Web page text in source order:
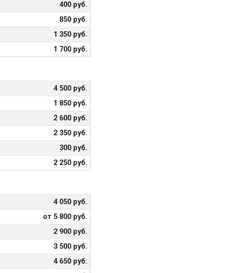
400 руб.
850 руб.
1 350 руб.
1 700 руб.
4 500 руб.
1 850 руб.
2 600 руб.
2 350 руб.
300 руб.
2 250 руб.
4 050 руб.
от 5 800 руб.
2 900 руб.
3 500 руб.
4 650 руб.